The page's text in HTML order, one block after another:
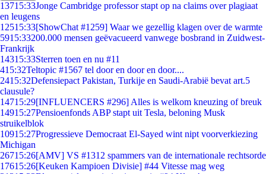
13715:33Jonge Cambridge professor stapt op na claims over plagiaat
en leugens
12515:33[ShowChat #1259] Waar we gezellig klagen over de warmte
5915:33200.000 mensen geëvacueerd vanwege bosbrand in Zuidwest-
Frankrijk
14315:33Sterren toen en nu #11
415:32Teltopic #1567 tel door en door en door....
2415:32Defensiepact Pakistan, Turkije en Saudi-Arabië bevat art.5
clausule?
14715:29[INFLUENCERS #296] Alles is welkom kneuzing of breuk
14915:27Pensioenfonds ABP stapt uit Tesla, beloning Musk
struikelblok
10915:27Progressieve Democraat El-Sayed wint nipt voorverkiezing
Michigan
26715:26[AMV] VS #1312 spammers van de internationale rechtsorde
17615:26[Keuken Kampioen Divisie] #44 Vitesse mag weg